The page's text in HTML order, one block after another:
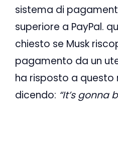
sistema di
superiore a PayPal.
chiesto se Musk
pagamento da un
ha risposto a questo
dicendo: “It’s gonna